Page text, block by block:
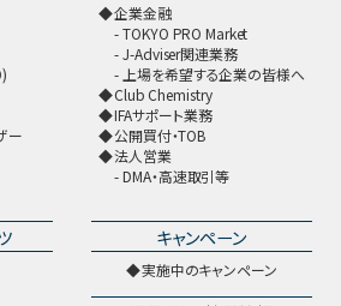
ー
企業金融
TOKYO PRO Market
J-Adviser関連業務
上場を希望する企業の皆様へ
Club Chemistry
IFAサポート業務
公開買付・TOB
法人営業
DMA・高速取引等
キャンペーン
実施中のキャンペーン